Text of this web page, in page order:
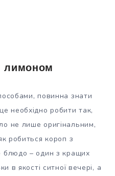
лимоном
повинна знати
необхідно робити так,
не лише оригінальним,
робиться короп з
блюдо – один з кращих
в якості ситної вечері, а